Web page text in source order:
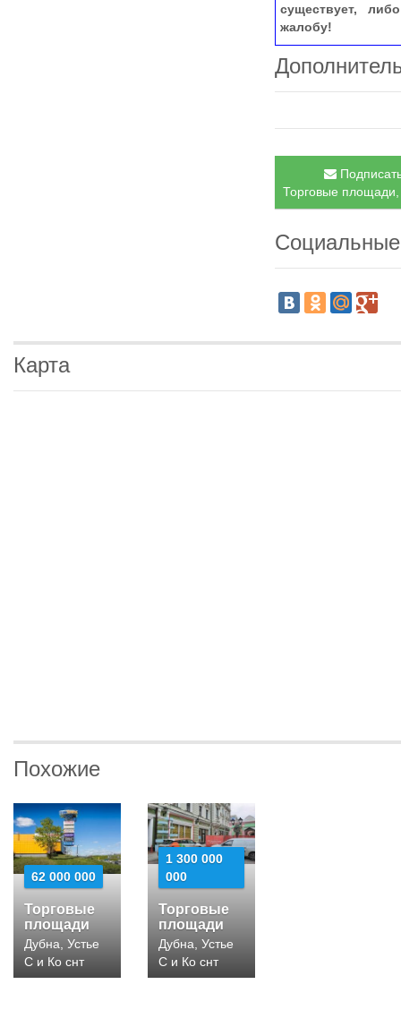
существует,
жалобу!
Торговые
Карта
Похожие
62 000 000
Торговые
площади
Дубна, Устье
С и Ко снт
1 300 000
000
Торговые
площади
Дубна, Устье
С и Ко снт